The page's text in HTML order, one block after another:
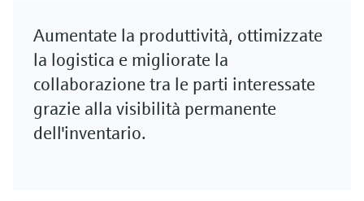
Aumentate la produttività, ottimizzate
la logistica e migliorate la
collaborazione tra le parti interessate
grazie alla visibilità permanente
dell'inventario.